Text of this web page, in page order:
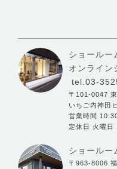
ショールー
オンライン
tel.03-
〒101-0047
いちご内神田
営業時間
定休日 火曜日
ショールー
〒963-8006